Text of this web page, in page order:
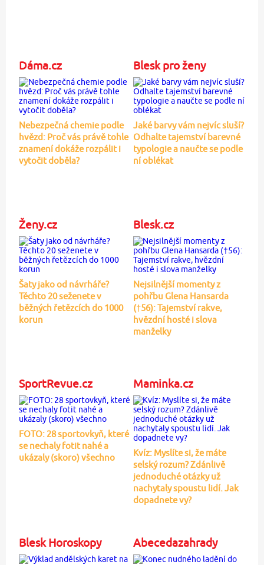
Dáma.cz
Nebezpečná chemie podle
hvězd: Proč vás právě tohle
znamení dokáže rozpálit i
vytočit doběla?
Blesk pro ženy
Jaké barvy vám nejvíc sluší?
Odhalte tajemství barevné
typologie a naučte se podle
ní oblékat
Ženy.cz
Šaty jako od návrháře?
Těchto 20 seženete v
běžných řetězcích do 1000
korun
Blesk.cz
Nejsilnější momenty z
pohřbu Glena Hansarda
(†56): Tajemství rakve,
hvězdní hosté i slova
manželky
SportRevue.cz
FOTO: 28 sportovkyň, které
se nechaly fotit nahé a
ukázaly (skoro) všechno
Maminka.cz
Kvíz: Myslíte si, že máte
selský rozum? Zdánlivě
jednoduché otázky už
nachytaly spoustu lidí. Jak
dopadnete vy?
Blesk Horoskopy Abecedazahrady